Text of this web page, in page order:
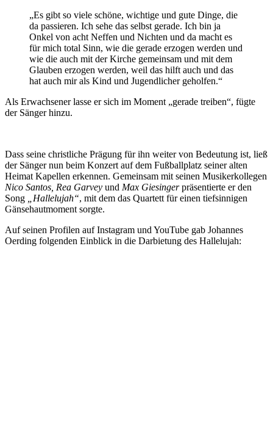
„Es gibt so viele schöne, wichtige und gute Dinge, die
da passieren. Ich sehe das selbst gerade. Ich bin ja
Onkel von acht Neffen und Nichten und da macht es
für mich total Sinn, wie die gerade erzogen werden und
wie die auch mit der Kirche gemeinsam und mit dem
Glauben erzogen werden, weil das hilft auch und das
hat auch mir als Kind und Jugendlicher geholfen.“
Als Erwachsener lasse er sich im Moment „gerade treiben“, fügte
der Sänger hinzu.
Dass seine christliche Prägung für ihn weiter von Bedeutung ist, ließ
der Sänger nun beim Konzert auf dem Fußballplatz seiner alten
Heimat Kapellen erkennen. Gemeinsam mit seinen Musikerkollegen
Nico Santos, Rea Garvey und Max Giesingerpräsentierte er den
Song
„Hallelujah“, mit dem das Quartett für einen tiefsinnigen
Gänsehautmoment sorgte.
Auf seinen Profilen auf Instagram und YouTube gab Johannes
Oerding folgenden Einblick in die Darbietung des Hallelujah: